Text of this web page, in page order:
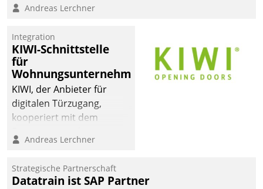
Andreas Lerchner
Integration
KIWI-Schnittstelle
für
Wohnungsunternehmen
KIWI, der Anbieter für
digitalen Türzugang,
kooperiert mit dem
Softwareentwicklungshaus
Andreas Lerchner
Strategische Partnerschaft
Datatrain ist SAP Partner